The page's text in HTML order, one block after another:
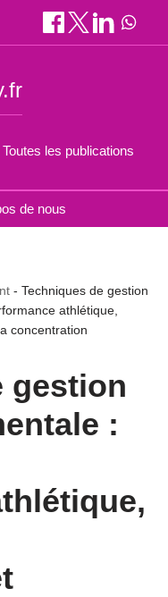
Toutes les publications
de nous
- Techniques de gestion
athlétique,
concentration
gestion
: